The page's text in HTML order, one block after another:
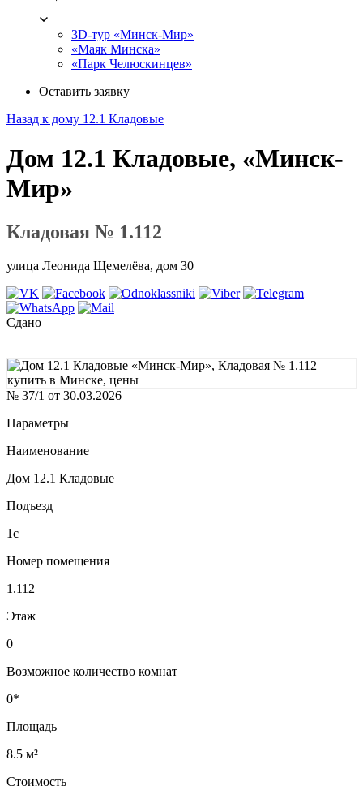
3D-тур «Минск-Мир»
«Маяк Минска»
«Парк Челюскинцев»
Оставить заявку
Назад к дому 12.1 Кладовые
Дом 12.1 Кладовые, «Минск-
Мир»
Кладовая № 1.112
улица Леонида Щемелёва, дом 30
Сдано
№ 37/1 от 30.03.2026
Параметры
Наименование
Дом 12.1 Кладовые
Подъезд
1с
Номер помещения
1.112
Этаж
0
Возможное количество комнат
0*
Площадь
8.5 м²
Стоимость